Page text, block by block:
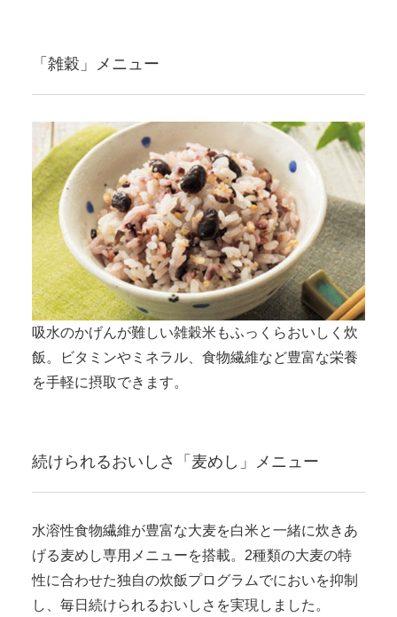
「雑穀」メニュー
吸水のかげんが難しい雑穀米もふっくらおいしく炊
飯。ビタミンやミネラル、食物繊維など豊富な栄養
を手軽に摂取できます。
続けられるおいしさ「麦めし」メニュー
水溶性食物繊維が豊富な大麦を白米と一緒に炊きあ
げる麦めし専用メニューを搭載。2種類の大麦の特
性に合わせた独自の炊飯プログラムでにおいを抑制
し、毎日続けられるおいしさを実現しました。